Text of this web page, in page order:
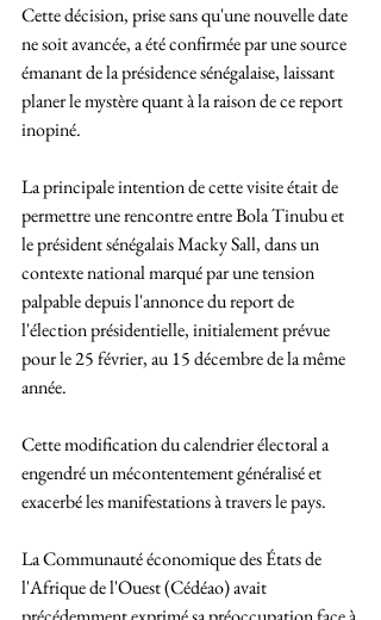
Cette décision, prise sans qu'une nouvelle date
ne soit avancée, a été confirmée par une source
émanant de la présidence sénégalaise, laissant
planer le mystère quant à la raison de ce report
inopiné.
La principale intention de cette visite était de
permettre une rencontre entre Bola Tinubu et
le président sénégalais Macky Sall, dans un
contexte national marqué par une tension
palpable depuis l'annonce du report de
l'élection présidentielle, initialement prévue
pour le 25 février, au 15 décembre de la même
année.
Cette modification du calendrier électoral a
engendré un mécontentement généralisé et
exacerbé les manifestations à travers le pays.
La Communauté économique des États de
l'Afrique de l'Ouest (Cédéao) avait